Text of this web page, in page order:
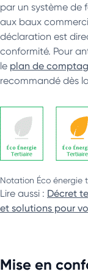
par un système de
aux baux
déclaration est
conformité. Pour
le plan de
recommandé dès
Notation Éco énergie
Lire aussi : Décret
et solutions pour
Mise en